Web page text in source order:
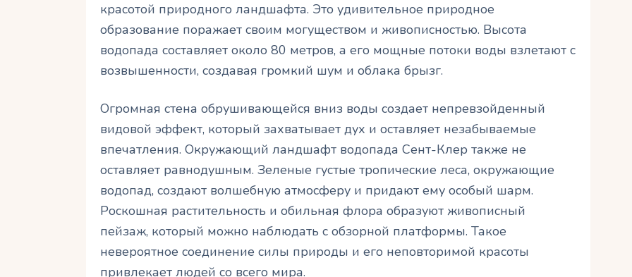
красотой природного ландшафта. Это удивительное природное
образование поражает своим могуществом и живописностью. Высота
водопада составляет около 80 метров, а его мощные потоки воды взлетают с
возвышенности, создавая громкий шум и облака брызг.
Огромная стена обрушивающейся вниз воды создает непревзойденный
видовой эффект, который захватывает дух и оставляет незабываемые
впечатления. Окружающий ландшафт водопада Сент-Клер также не
оставляет равнодушным. Зеленые густые тропические леса, окружающие
водопад, создают волшебную атмосферу и придают ему особый шарм.
Роскошная растительность и обильная флора образуют живописный
пейзаж, который можно наблюдать с обзорной платформы. Такое
невероятное соединение силы природы и его неповторимой красоты
привлекает людей со всего мира.